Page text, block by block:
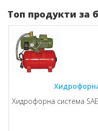
Топ продукти за
Хидрофорна система